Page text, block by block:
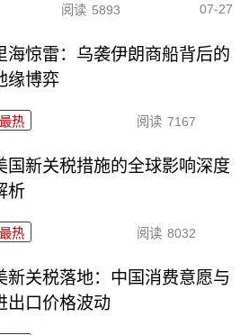
阅读 5893 07-27
海惊雷：乌袭伊朗商船背后的
缘博弈
最热 阅读 7167
国新关税措施的全球影响深度
析
最热 阅读 8032
新关税落地：中国消费意愿与
出口价格波动